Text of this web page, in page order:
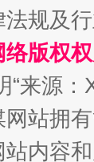
建安的艺术幻境
规及
版权权
“来源
站拥
站内容